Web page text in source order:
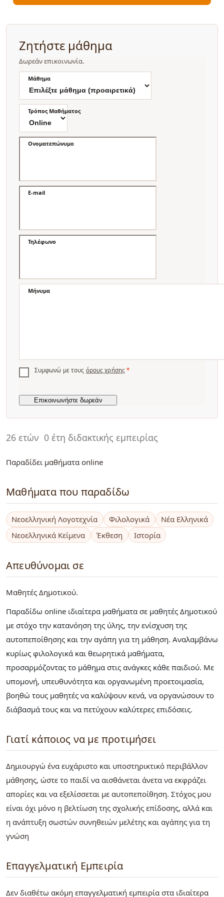
26 ετών 0 έτη διδακτικής εμπειρίας
Παραδίδει μαθήματα online
Μαθήματα που παραδίδω
Νεοελληνική Λογοτεχνία Φιλολογικά
Νέα Ελληνικά
Νεοελληνικά Κείμενα
Έκθεση Ιστορία
Απευθύνομαι σε
Μαθητές Δημοτικού
Παραδίδω online ιδιαίτερα μαθήματα σε μαθητές Δημοτικού
με στόχο την κατανόηση της ύλης, την ενίσχυση της
αυτοπεποίθησης και την αγάπη για τη μάθηση. Αναλαμβάνω
κυρίως φιλολογικά και θεωρητικά μαθήματα,
προσαρμόζοντας το μάθημα στις ανάγκες κάθε παιδιού. Με
υπομονή, υπευθυνότητα και οργανωμένη προετοιμασία,
βοηθώ τους μαθητές να καλύψουν κενά, να οργανώσουν το
διάβασμά τους και να πετύχουν καλύτερες επιδόσεις.
Γιατί κάποιος να με προτιμήσει
Δημιουργώ ένα ευχάριστο και υποστηρικτικό περιβάλλον
μάθησης, ώστε το παιδί να αισθάνεται άνετα να εκφράζει
απορίες και να εξελίσσεται με αυτοπεποίθηση. Στόχος μου
είναι όχι μόνο η βελτίωση της σχολικής επίδοσης, αλλά και
η ανάπτυξη σωστών συνηθειών μελέτης και αγάπης για τη
γνώση
Επαγγελματική Εμπειρία
Δεν διαθέτω ακόμη επαγγελματική εμπειρία στα ιδιαίτερα
Ζητήστε μάθημα
Δωρεάν επικοινωνία.
Μάθημα
Τρόπος Μαθήματος
Ονοματεπώνυμο
E-mail
Τηλέφωνο
Μήνυμα
Συμφωνώ με τους όρους χρήσης *